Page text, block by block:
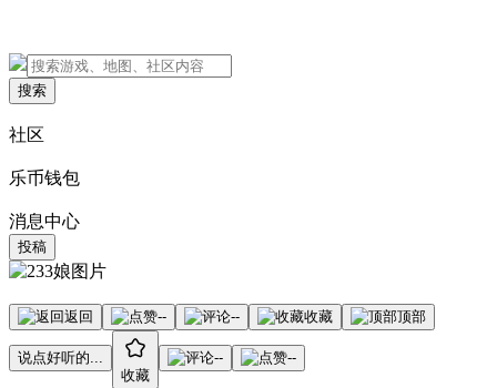
搜索
社区
乐币钱包
消息中心
投稿
返回 -- -- 收藏 顶部
说点好听的...
收藏
-- --